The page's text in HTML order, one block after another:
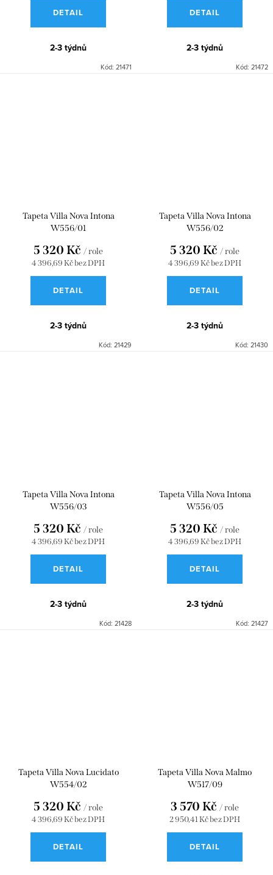
DETAIL
2-3 týdnů
Kód: 21471
DETAIL
2-3 týdnů
Kód: 21472
Tapeta Villa Nova Intona
W556/01
4 396,69 Kč bez DPH
5 320 Kč / role
DETAIL
2-3 týdnů
Kód: 21429
Tapeta Villa Nova Intona
W556/02
4 396,69 Kč bez DPH
5 320 Kč / role
DETAIL
2-3 týdnů
Kód: 21430
Tapeta Villa Nova Intona
W556/03
4 396,69 Kč bez DPH
5 320 Kč / role
DETAIL
2-3 týdnů
Kód: 21428
Tapeta Villa Nova Intona
W556/05
4 396,69 Kč bez DPH
5 320 Kč / role
DETAIL
2-3 týdnů
Kód: 21427
Tapeta Villa Nova Lucidato
W554/02
4 396,69 Kč bez DPH
5 320 Kč / role
DETAIL
Tapeta Villa Nova Malmo
W517/09
2 950,41 Kč bez DPH
3 570 Kč / role
DETAIL